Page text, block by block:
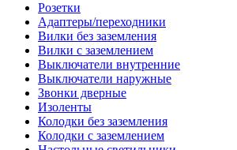
Розетки
Адаптеры/переходники
Вилки без заземления
Вилки с заземлением
Выключатели внутренние
Выключатели наружные
Звонки дверные
Изоленты
Колодки без заземления
Колодки с заземлением